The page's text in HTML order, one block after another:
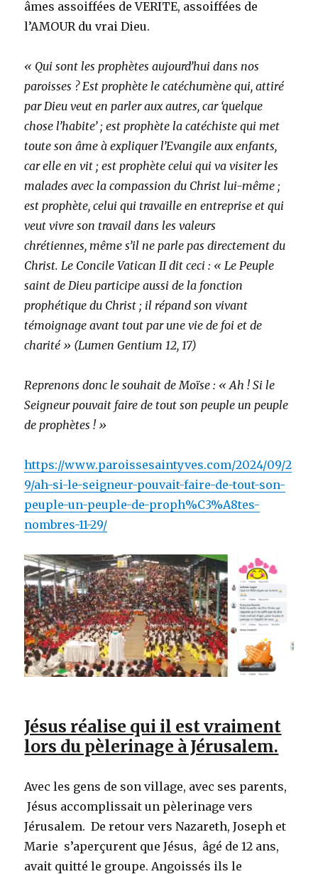
âmes assoiffées de VERITE, assoiffées de
l’AMOUR du vrai Dieu.
« Qui sont les prophètes aujourd’hui dans nos
paroisses ? Est prophète le catéchumène qui, attiré
par Dieu veut en parler aux autres, car ‘quelque
chose l’habite’ ; est prophète la catéchiste qui met
toute son âme à expliquer l’Evangile aux enfants,
car elle en vit ; est prophète celui qui va visiter les
malades avec la compassion du Christ lui-même ;
est prophète, celui qui travaille en entreprise et qui
veut vivre son travail dans les valeurs
chrétiennes, même s’il ne parle pas directement du
Christ. Le Concile Vatican II dit ceci : « Le Peuple
saint de Dieu participe aussi de la fonction
prophétique du Christ ; il répand son vivant
témoignage avant tout par une vie de foi et de
charité » (Lumen Gentium 12, 17)
Reprenons donc le souhait de Moïse : « Ah ! Si le
Seigneur pouvait faire de tout son peuple un peuple
de prophètes ! »
https://www.paroissesaintyves.com/2024/09/2
9/ah-si-le-seigneur-pouvait-faire-de-tout-son-
peuple-un-peuple-de-proph%C3%A8tes-
nombres-11-29/
Jésus réalise qui il est vraiment
lors du pèlerinage à Jérusalem.
Avec les gens de son village, avec ses parents,
Jésus accomplissait un pèlerinage vers
Jérusalem. De retour vers Nazareth, Joseph et
Marie s’aperçurent que Jésus, âgé de 12 ans,
avait quitté le groupe. Angoissés ils le